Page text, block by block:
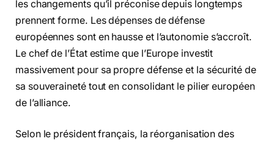
les changements qu’il préconise depuis longtemps
prennent forme. Les dépenses de défense
européennes sont en hausse et l’autonomie s’accroît.
Le chef de l’État estime que l’Europe investit
massivement pour sa propre défense et la sécurité de
sa souveraineté tout en consolidant le pilier européen
de l’alliance.
Selon le président français, la réorganisation des